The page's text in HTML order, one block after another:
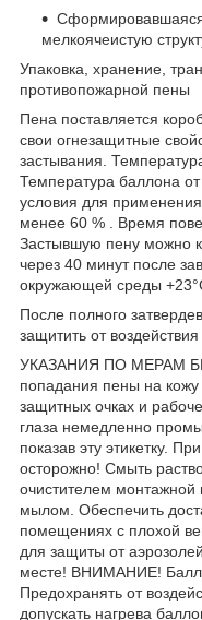
мелкоячеистую
Упаковка, хранение,
противопожарной пены
Пена поставляется
свои огнезащитные
застывания.
Температура баллона
условия для
менее 60 % . Время
Застывшую пену можно
через 40 минут после
окружающей среды
После полного
защитить от
УКАЗАНИЯ ПО МЕРАМ
попадания пены на кожу
защитных очках и
глаза немедленно
показав эту этикетку.
осторожно! Смыть
очистителем монтажной
мылом. Обеспечить
помещениях с плохой
для защиты от
месте! ВНИМАНИЕ!
Предохранять от
допускать нагрева